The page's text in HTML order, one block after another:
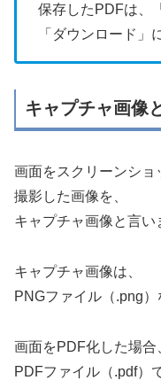
保存したPDFは、
「ダウンロード」
キャプチャ画像
画面をスクリーンショ
撮影した画像を、
キャプチャ画像と言い
キャプチャ画像は、
PNGファイル（.png）
画面をPDF化した場合
PDFファイル（.pdf）